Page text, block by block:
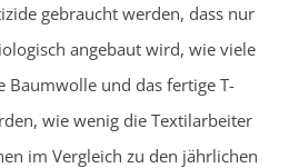
gebraucht werden, dass nur
angebaut wird, wie viele
Baumwolle und das fertige T-
wie wenig die Textilarbeiter
im Vergleich zu den jährlichen